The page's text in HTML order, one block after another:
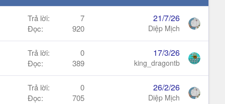
Trả lời
7
Đọc
920
21/7/26
Diệp Mịch
Trả lời
0
Đọc
389
17/3/26
king_dragontb
Trả lời
0
Đọc
705
26/2/26
Diệp Mịch